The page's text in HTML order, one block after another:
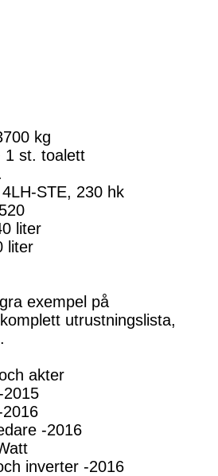
kg
1 st. toalett
STE, 230 hk
liter
liter
exempel på
utrustningslista,
akter
-2016
inverter -2016